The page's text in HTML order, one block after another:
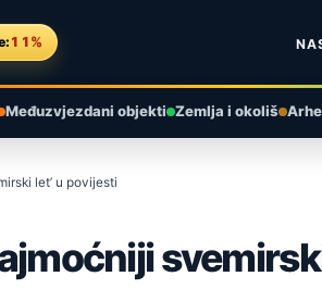
11%
Međuzvjezdani objekti Zemlja i okoliš
let’ u povijesti